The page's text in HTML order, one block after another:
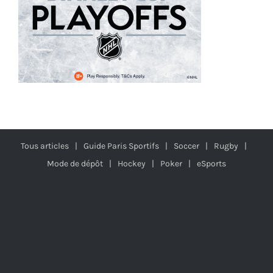
Tous articles Guide Paris Sportifs Soccer
Rugby
Mode de dépôt
Hockey Poker eSports